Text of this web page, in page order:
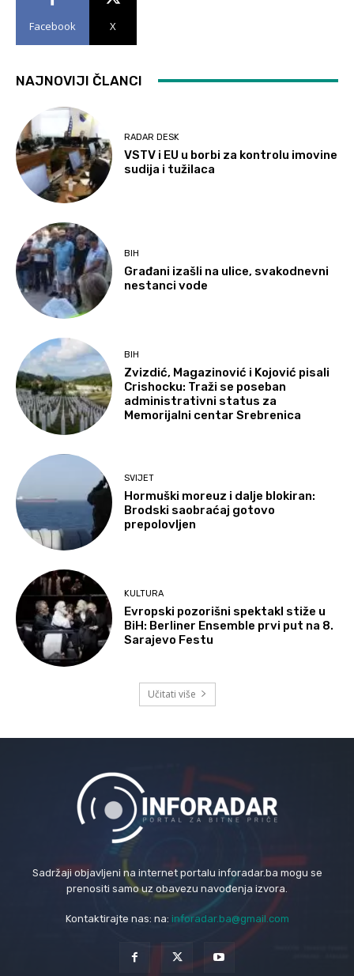
Facebook X
NAJNOVIJI ČLANCI
RADAR DESK
VSTV i EU u borbi za kontrolu imovine
sudija i tužilaca
BIH
Građani izašli na ulice, svakodnevni
nestanci vode
BIH
Zvizdić, Magazinović i Kojović pisali
Crishocku: Traži se poseban
administrativni status za
Memorijalni centar Srebrenica
SVIJET
Hormuški moreuz i dalje blokiran:
Brodski saobraćaj gotovo
prepolovljen
KULTURA
Evropski pozorišni spektakl stiže u
BiH: Berliner Ensemble prvi put na 8.
Sarajevo Festu
Učitati više
Sadržaji objavljeni na internet portalu inforadar.ba mogu se
prenositi samo uz obavezu navođenja izvora.
Kontaktirajte nas: na: inforadar.ba@gmail.com